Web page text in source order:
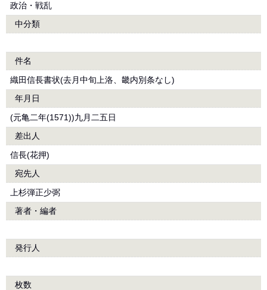
政治・戦乱
中分類
件名
織田信長書状(去月中旬上洛、畿内別条なし)
年月日
(元亀二年(1571))九月二五日
差出人
信長(花押)
宛先人
上杉弾正少弼
著者・編者
発行人
枚数